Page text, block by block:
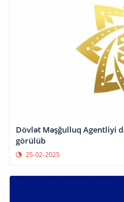
Dövlət Məşğulluq Agentliyi
görülüb
25-02-2025